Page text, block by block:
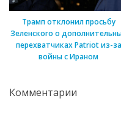
Трамп отклонил просьбу
Зеленского о
перехватчиках Patriot из-за
войны с Ираном
Комментарии